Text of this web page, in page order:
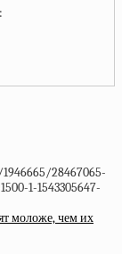
моложе, чем их